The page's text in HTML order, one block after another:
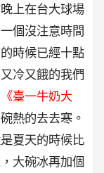
上在台大球場
個沒注意時間
時候已經十點
冷又餓的我們
《臺一牛奶大
熱的去去寒。
夏天的時候比
大碗冰再加個